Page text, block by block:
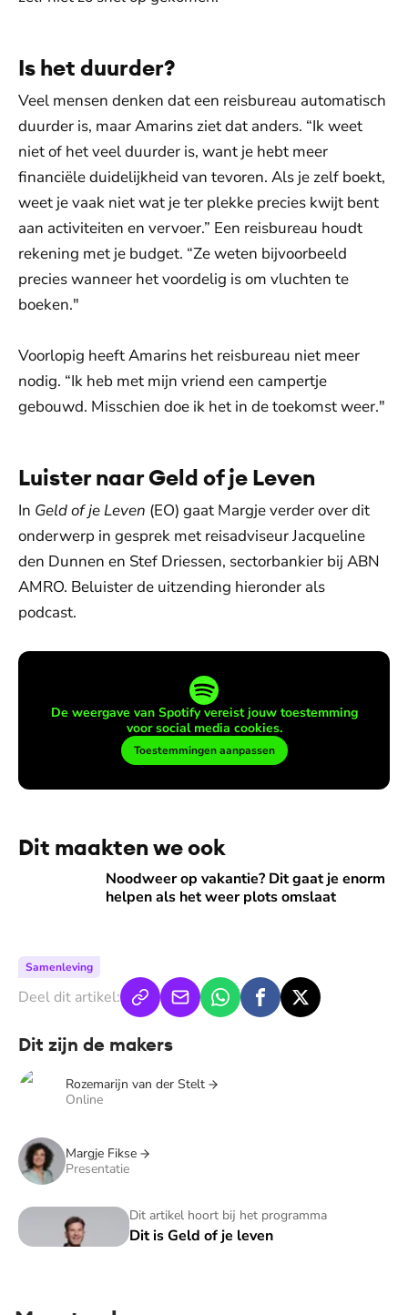
Is het duurder?
Veel mensen denken dat een reisbureau automatisch
duurder is, maar Amarins ziet dat anders. “Ik weet
niet of het veel duurder is, want je hebt meer
financiële duidelijkheid van tevoren. Als je zelf boekt,
weet je vaak niet wat je ter plekke precies kwijt bent
aan activiteiten en vervoer.” Een reisbureau houdt
rekening met je budget. “Ze weten bijvoorbeeld
precies wanneer het voordelig is om vluchten te
boeken."
Voorlopig heeft Amarins het reisbureau niet meer
nodig. “Ik heb met mijn vriend een campertje
gebouwd. Misschien doe ik het in de toekomst weer."
Luister naar Geld of je Leven
In Geld of je Leven (EO) gaat Margje verder over dit
onderwerp in gesprek met reisadviseur Jacqueline
den Dunnen en Stef Driessen, sectorbankier bij ABN
AMRO. Beluister de uitzending hieronder als
podcast.
De weergave van Spotify vereist jouw toestemming
voor social media cookies.
Toestemmingen aanpassen
Dit maakten we ook
Noodweer op vakantie? Dit gaat je enorm
helpen als het weer plots omslaat
Noodweer op vakantie? Dit gaat je enorm helpen als het
Samenleving
Deel dit artikel:
Dit zijn de makers
Rozemarijn van der Stelt
Online
Margje Fikse
Presentatie
Dit artikel hoort bij het programma
Dit is Geld of je leven
Dit is Geld of je leven